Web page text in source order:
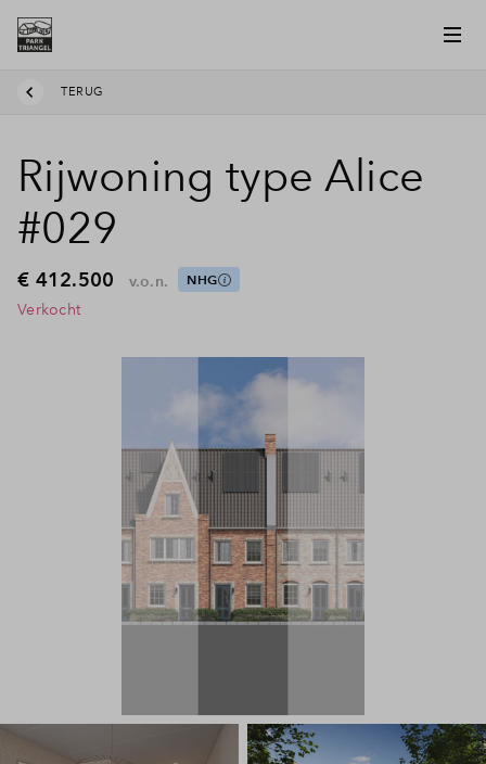
TERUG
Rijwoning type Alice
#029
€ 412.500 v.o.n. NHG
Verkocht